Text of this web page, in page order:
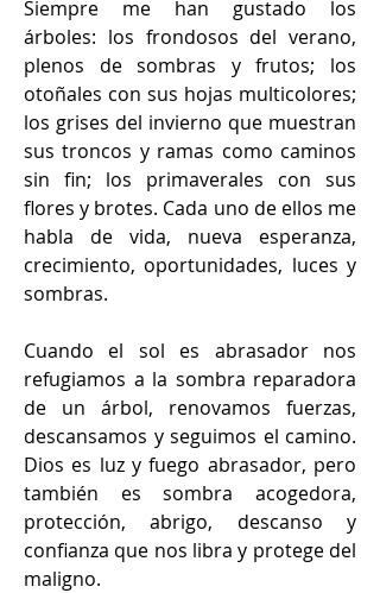
Siempre me han gustado los
árboles: los frondosos del verano,
plenos de sombras y frutos; los
otoñales con sus hojas multicolores;
los grises del invierno que muestran
sus troncos y ramas como caminos
sin fin; los primaverales con sus
flores y brotes. Cada uno de ellos me
habla de vida, nueva esperanza,
crecimiento, oportunidades, luces y
sombras.
Cuando el sol es abrasador nos
refugiamos a la sombra reparadora
de un árbol, renovamos fuerzas,
descansamos y seguimos el camino.
Dios es luz y fuego abrasador, pero
también es sombra acogedora,
protección, abrigo, descanso y
confianza que nos libra y protege del
maligno.